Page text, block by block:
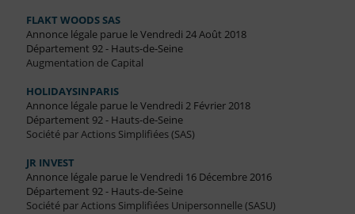
FLAKT WOODS SAS
Annonce légale parue le Vendredi 24 Août 2018
Département 92 - Hauts-de-Seine
Augmentation de Capital
HOLIDAYSINPARIS
Annonce légale parue le Vendredi 2 Février 2018
Département 92 - Hauts-de-Seine
Société par Actions Simplifiées (SAS)
JR INVEST
Annonce légale parue le Vendredi 16 Décembre 2016
Département 92 - Hauts-de-Seine
Société par Actions Simplifiées Unipersonnelle (SASU)